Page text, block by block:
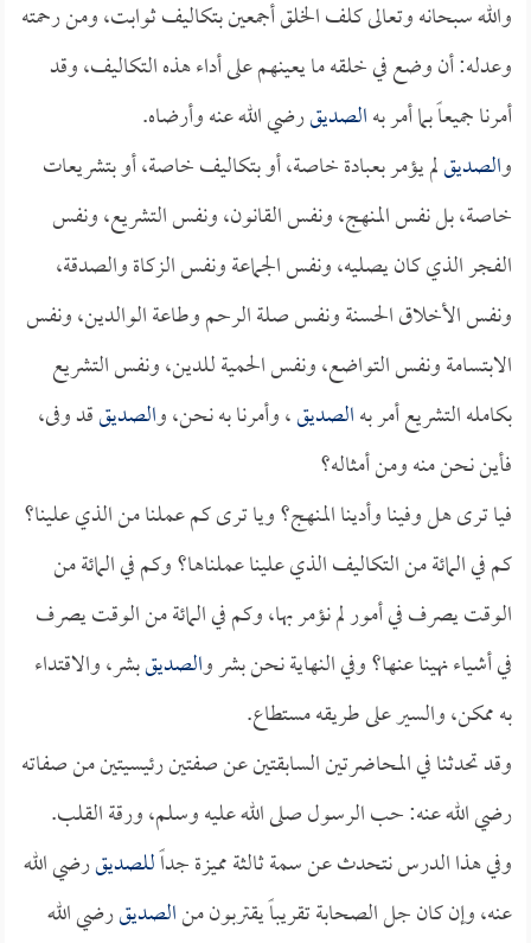
والله سبحانه وتعالى كلف الخلق أجمعين بتكاليف ثوابت، ومن رحمته
وعدله: أن وضع في خلقه ما يعينهم على أداء هذه التكاليف، وقد
أمرنا جميعاً بما أمر بهالصديقرضي الله عنه وأرضاه.
والصديقلم يؤمر بعبادة خاصة، أو بتكاليف خاصة، أو بتشريعات
خاصة، بل نفس المنهج، ونفس القانون، ونفس التشريع، ونفس
الفجر الذي كان يصليه، ونفس الجماعة ونفس الزكاة والصدقة،
ونفس الأخلاق الحسنة ونفس صلة الرحم وطاعة الوالدين، ونفس
الابتسامة ونفس التواضع، ونفس الحمية للدين، ونفس التشريع
بكامله التشريع أمر بهالصديق، وأمرنا به نحن، والصديققد وفى،
فأين نحن منه ومن أمثاله؟
فيا ترى هل وفينا وأدينا المنهج؟ ويا ترى كم عملنا من الذي علينا؟
كم في المائة من التكاليف الذي علينا عملناها؟ وكم في المائة من
الوقت يصرف في أمور لم نؤمر بها، وكم في المائة من الوقت يصرف
في أشياء نهينا عنها؟ وفي النهاية نحن بشر والصديقبشر، والاقتداء
به ممكن، والسير على طريقه مستطاع.
وقد تحدثنا في المحاضرتين السابقتين عن صفتين رئيسيتين من صفاته
رضي الله عنه: حب الرسول صلى الله عليه وسلم، ورقة القلب.
وفي هذا الدرس نتحدث عن سمة ثالثة مميزة جداًللصديقرضي الله
عنه، وإن كان جل الصحابة تقريباً يقتربون منالصديقرضي الله